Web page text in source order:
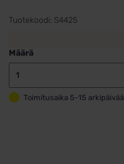
Tuotekoodi: S4425
Määrä
Toimitusaika 5-15 arkipäivää